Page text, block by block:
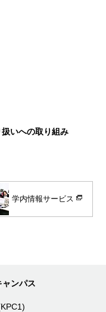
いへの取り組み
学内情報サービス
ンパス